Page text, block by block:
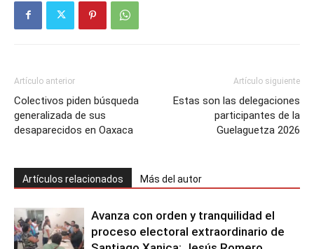
Artículo anterior
Colectivos piden búsqueda
generalizada de sus
desaparecidos en Oaxaca
Artículo siguiente
Estas son las delegaciones
participantes de la
Guelaguetza 2026
Artículos relacionados Más del autor
Avanza con orden y tranquilidad el
proceso electoral extraordinario de